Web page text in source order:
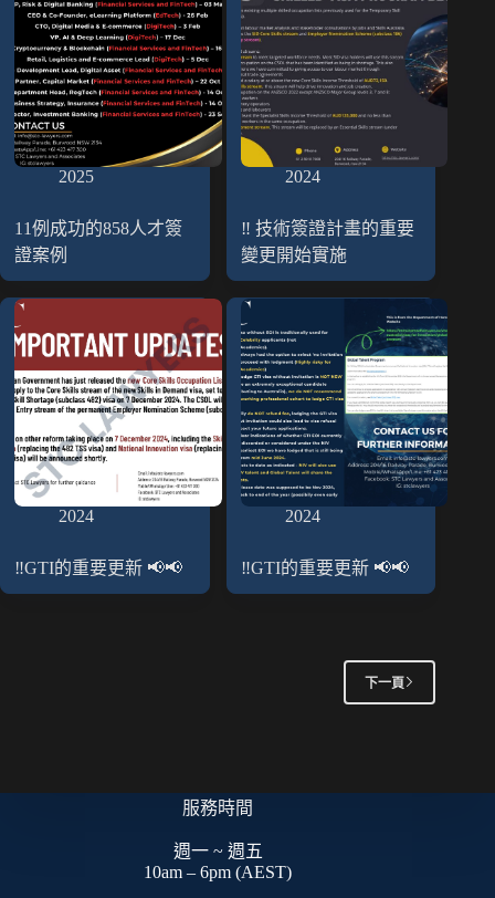
2025
11例成功的858人才簽
證案例
2024
‼️ 技術簽證計畫的重要
變更開始實施
2024
‼️GTI的重要更新 📢📢
2024
‼️GTI的重要更新 📢📢
下一頁
服務時間
週一 ~ 週五
10am – 6pm (AEST)